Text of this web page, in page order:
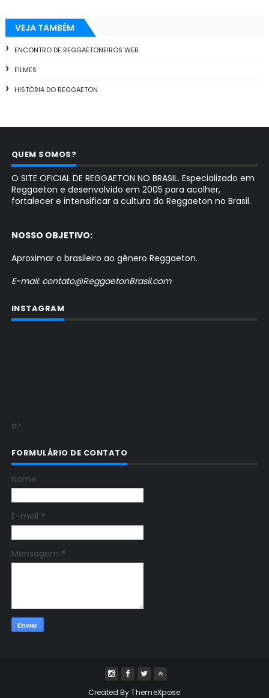
VEJA TAMBÉM
ENCONTRO DE REGGAETONEIROS WEB
FILMES
HISTÓRIA DO REGGAETON
QUEM SOMOS?
O SITE OFICIAL DE REGGAETON NO BRASIL. Especializado em
Reggaeton e desenvolvido em 2005 para acolher,
fortalecer e intensificar a cultura do Reggaeton no Brasil.
NOSSO OBJETIVO:
Aproximar o brasileiro ao gênero Reggaeton.
E-mail: contato@ReggaetonBrasil.com
INSTAGRAM
e>
FORMULÁRIO DE CONTATO
Nome
E-mail *
Mensagem *
Created ByThemeXpose